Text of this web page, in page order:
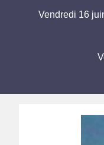
Vendredi 16